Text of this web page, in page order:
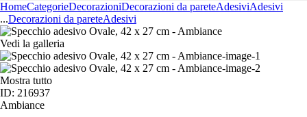
HomeCategorieDecorazioniDecorazioni da pareteAdesiviAdesivi
...Decorazioni da pareteAdesivi
Vedi la galleria
Mostra tutto
ID: 216937
Ambiance